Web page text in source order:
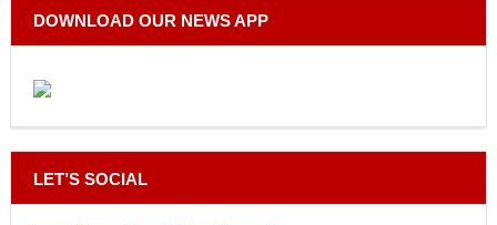
DOWNLOAD OUR NEWS APP
LET’S SOCIAL